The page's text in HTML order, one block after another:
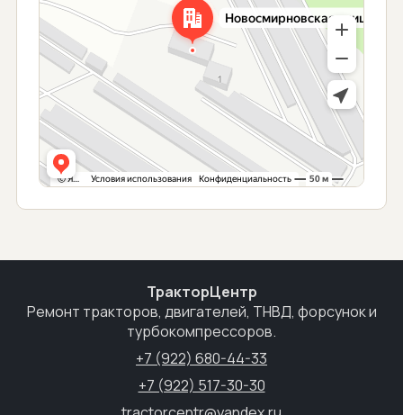
ТракторЦентр
Ремонт тракторов, двигателей, ТНВД, форсунок и
турбокомпрессоров.
+7 (922) 680-44-33
+7 (922) 517-30-30